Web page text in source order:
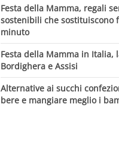
Festa della Mamma, regali
sostenibili che sostituiscono
minuto
Festa della Mamma in Italia,
Bordighera e Assisi
Alternative ai succhi
bere e mangiare meglio i